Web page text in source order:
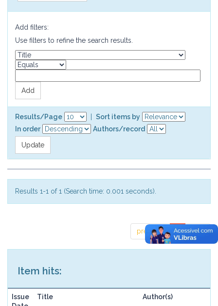
Add filters:
Use filters to refine the search results.
Results/Page
Sort items by
In order
Authors/record
Results 1-1 of 1 (Search time: 0.001 seconds).
previous 1 next
Item hits:
Issue
Title Author(s)